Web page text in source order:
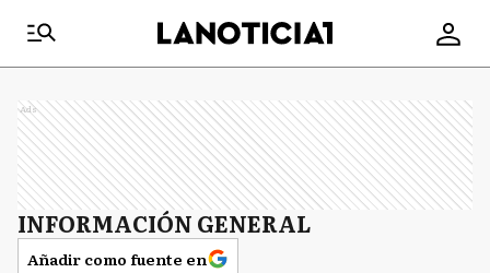
Ads
INFORMACIÓN GENERAL
Añadir como fuente en